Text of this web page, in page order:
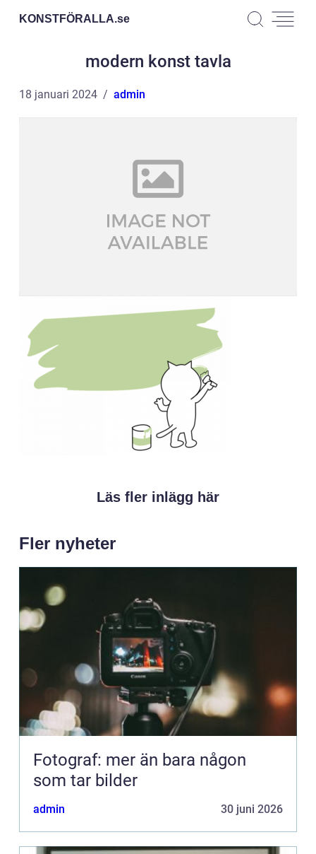
KONSTFÖRALLA.se
modern konst tavla
18 januari 2024 admin
Läs fler inlägg här
Fler nyheter
Fotograf: mer än bara någon
som tar bilder
admin 30 juni 2026